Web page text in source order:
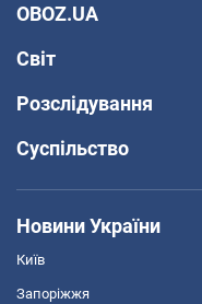
OBOZ.UA
Світ
Розслідування
Суспільство
Новини України
Київ
Запоріжжя